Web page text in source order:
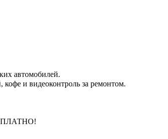
автомобилей.
и видеоконтроль за ремонтом.